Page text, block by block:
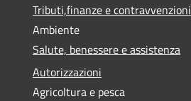
Tributi,finanze e contravvenzioni
Ambiente
Salute, benessere e assistenza
Autorizzazioni
Agricoltura e pesca